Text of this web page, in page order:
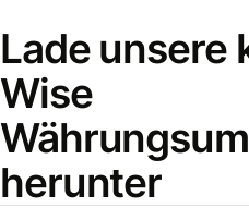
Lade unsere
Wise
herunter